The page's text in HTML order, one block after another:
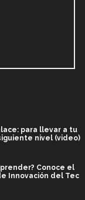
para llevar a tu
nivel (video)
Conoce el
Innovación del Tec